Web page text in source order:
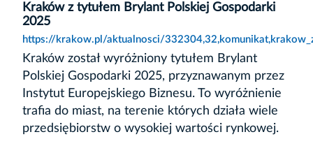
Kraków z tytułem Brylant Polskiej Gospodarki
2025
https://krakow.pl/aktualnosci/
Kraków został wyróżniony tytułem Brylant
Polskiej Gospodarki 2025, przyznawanym przez
Instytut Europejskiego Biznesu. To wyróżnienie
trafia do miast, na terenie których działa wiele
przedsiębiorstw o wysokiej wartości rynkowej.